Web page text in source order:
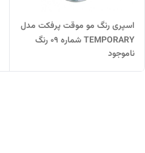
اسپری رنگ مو موقت پرفکت مدل
TEMPORARY شماره 09 رنگ
GREEN حجم 150 میل پرفکت
ناموجود